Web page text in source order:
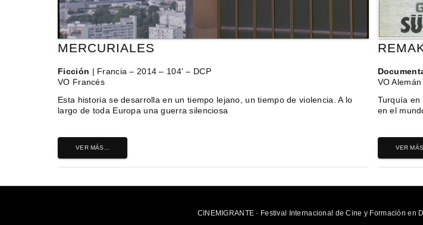
MERCURIALES
Ficción | Francia – 2014 – 104' – DCP
VO Francés
Esta historia se desarrolla en un tiempo lejano, un tiempo de violencia. A lo
largo de toda Europa una guerra silenciosa
VER MÁS...
VO Alemán
Turquía en
en el
VER
CINEMIGRANTE · Festival Internacional de Cine y Formación en